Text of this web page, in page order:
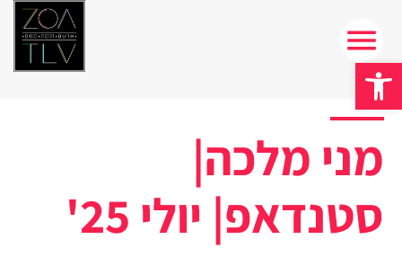
פתח סרגל נגישות
מני מלכה|
סטנדאפ| יולי 25'